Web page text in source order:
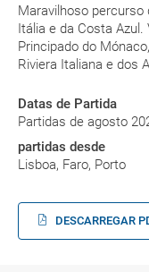
Maravilhoso
Itália e da Costa
Principado do
Riviera Italiana e dos
Datas de Partida
Partidas de agosto
partidas desde
Lisboa, Faro, Porto
DESCARREGAR